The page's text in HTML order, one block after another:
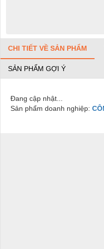
CHI TIẾT VỀ SẢN PHẨM
SẢN PHẨM GỢI Ý
Đang cập nhật...
Sản phẩm doanh nghiệp: